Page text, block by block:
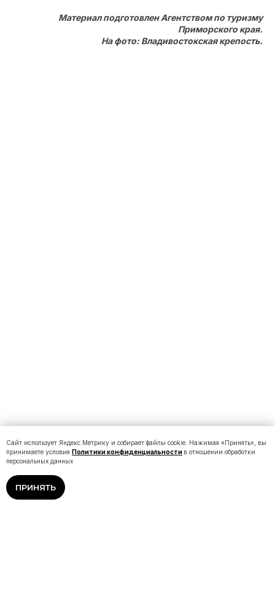
Материал подготовлен Агентством по туризму
Приморского края.
На фото: Владивостокская крепость.
Сайт использует Яндекс.Метрику и собирает файлы cookie. Нажимая «Принять», вы
принимаете условия Политики конфиденциальности в отношении обработки
персональных данных
ПРИНЯТЬ